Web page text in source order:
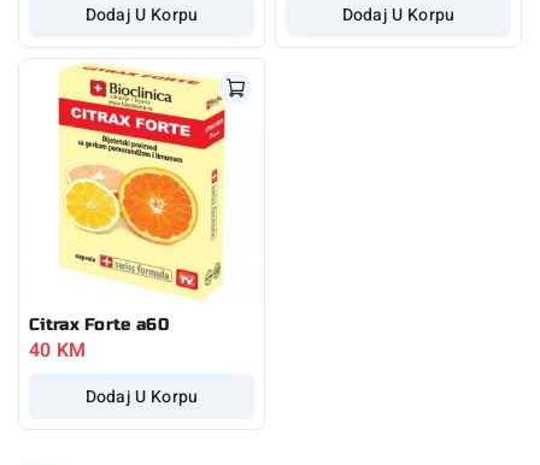
Dodaj U Korpu Dodaj U Korpu
Citrax Forte a60
40 KM
Dodaj U Korpu